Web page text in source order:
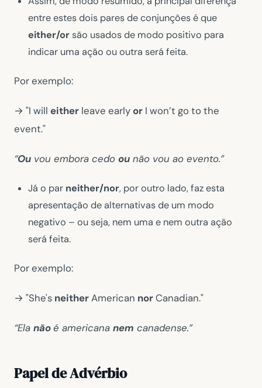
entre estes dois pares de conjunções é que
either/orsão usados de modo positivo para
indicar uma ação ou outra será feita.
Por exemplo:
→ "I will either leave earlyor I won’t go to the
event."
“Ou vou embora cedo ou não vou ao evento.”
Já o par neither/nor, por outro lado, faz esta
apresentação de alternativas de um modo
negativo – ou seja, nem uma e nem outra ação
será feita.
Por exemplo:
→ "She's neitherAmerican norCanadian."
“Ela nãoé americana nem canadense.”
Papel de Advérbio